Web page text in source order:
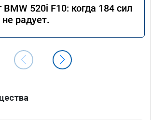
520i F10: когда 184 сил
радует.